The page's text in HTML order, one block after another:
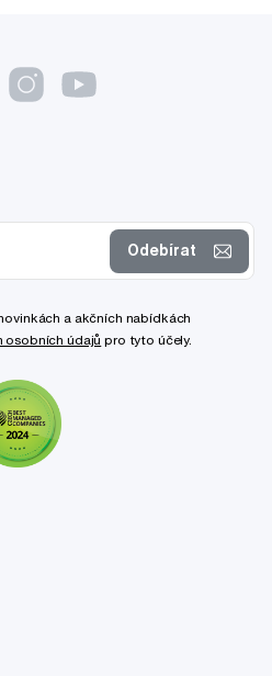
Odebírat
a akčních nabídkách
osobních údajů pro tyto účely.